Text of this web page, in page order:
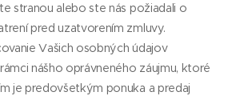
stranou alebo ste nás požiadali o
pred uzatvorením zmluvy.
Vašich osobných údajov
nášho oprávneného záujmu, ktoré
je predovšetkým ponuka a predaj